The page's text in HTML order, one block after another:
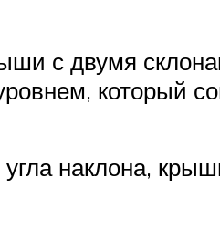
с двумя
который
угла наклона,